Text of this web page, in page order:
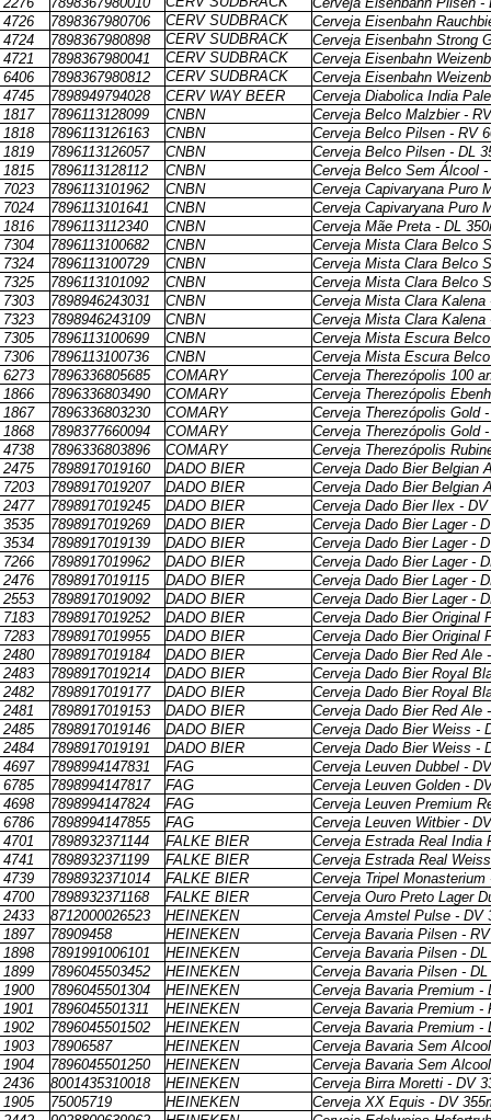
4726
7898367980706 CERV SUDBRACK
Cerveja Eisenbahn
4724
7898367980898 CERV SUDBRACK
Cerveja Eisenbahn Strong
4721
7898367980041 CERV SUDBRACK
Cerveja Eisenbahn
6406
7898367980812 CERV SUDBRACK
Cerveja Eisenbahn
4745
7898949794028 CERV WAY BEER
Cerveja Diabolica India
1817
7896113128099 CNBN
Cerveja Belco Malzbier -
1818
7896113126163 CNBN
Cerveja Belco Pilsen - RV
1819
7896113126057 CNBN
Cerveja Belco Pilsen - DL
1815
7896113128112 CNBN
Cerveja Belco Sem Álcool -
7023
7896113101962 CNBN
Cerveja Capivaryana Puro
7024
7896113101641 CNBN
Cerveja Capivaryana Puro
1816
7896113112340 CNBN
Cerveja Mãe Preta - DL
7304
7896113100682 CNBN
Cerveja Mista Clara Belco
7324
7896113100729 CNBN
Cerveja Mista Clara Belco
7325
7896113101092 CNBN
Cerveja Mista Clara Belco
7303
7898946243031 CNBN
Cerveja Mista Clara Kalena
7323
7898946243109 CNBN
Cerveja Mista Clara Kalena
7305
7896113100699 CNBN
Cerveja Mista Escura
7306
7896113100736 CNBN
Cerveja Mista Escura
6273
7896336805685 COMARY
Cerveja Therezópolis 100
1866
7896336803490 COMARY
Cerveja Therezópolis
1867
7896336803230 COMARY
Cerveja Therezópolis Gold
1868
7898377660094 COMARY
Cerveja Therezópolis Gold
4738
7896336803896 COMARY
Cerveja Therezópolis
2475
7898917019160 DADO BIER
Cerveja Dado Bier Belgian
7203
7898917019207 DADO BIER
Cerveja Dado Bier Belgian
2477
7898917019245 DADO BIER
Cerveja Dado Bier Ilex - DV
3535
7898917019269 DADO BIER
Cerveja Dado Bier Lager -
3534
7898917019139 DADO BIER
Cerveja Dado Bier Lager -
7266
7898917019962 DADO BIER
Cerveja Dado Bier Lager -
2476
7898917019115 DADO BIER
Cerveja Dado Bier Lager -
2553
7898917019092 DADO BIER
Cerveja Dado Bier Lager -
7183
7898917019252 DADO BIER
Cerveja Dado Bier Original
7283
7898917019955 DADO BIER
Cerveja Dado Bier Original
2480
7898917019184 DADO BIER
Cerveja Dado Bier Red Ale
2483
7898917019214 DADO BIER
Cerveja Dado Bier Royal
2482
7898917019177 DADO BIER
Cerveja Dado Bier Royal
2481
7898917019153 DADO BIER
Cerveja Dado Bier Red Ale
2485
7898917019146 DADO BIER
Cerveja Dado Bier Weiss -
2484
7898917019191 DADO BIER
Cerveja Dado Bier Weiss -
4697
7898994147831 FAG
Cerveja Leuven Dubbel -
6785
7898994147817 FAG
Cerveja Leuven Golden -
4698
7898994147824 FAG
Cerveja Leuven Premium
6786
7898994147855 FAG
Cerveja Leuven Witbier -
4701
7898932371144 FALKE BIER
Cerveja Estrada Real India
4741
7898932371199 FALKE BIER
Cerveja Estrada Real
4739
7898932371014 FALKE BIER
Cerveja Tripel Monasterium
4700
7898932371168 FALKE BIER
Cerveja Ouro Preto Lager
2433
8712000026523 HEINEKEN
Cerveja Amstel Pulse - DV
1897
78909458 HEINEKEN
Cerveja Bavaria Pilsen -
1898
7891991006101 HEINEKEN
Cerveja Bavaria Pilsen - DL
1899
7896045503452 HEINEKEN
Cerveja Bavaria Pilsen - DL
1900
7896045501304 HEINEKEN
Cerveja Bavaria Premium -
1901
7896045501311 HEINEKEN
Cerveja Bavaria Premium -
1902
7896045501502 HEINEKEN
Cerveja Bavaria Premium -
1903
78906587 HEINEKEN
Cerveja Bavaria Sem
1904
7896045501250 HEINEKEN
Cerveja Bavaria Sem
2436
8001435310018 HEINEKEN
Cerveja Birra Moretti - DV
1905
75005719 HEINEKEN
Cerveja XX Equis - DV